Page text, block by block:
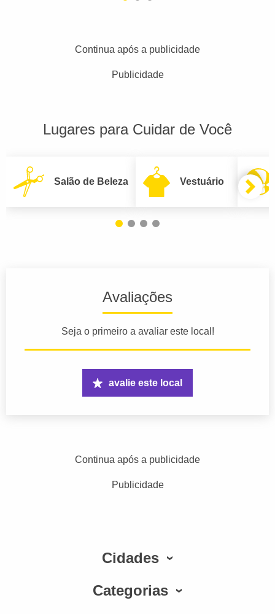
Continua após a publicidade
Publicidade
Lugares para Cuidar de Você
Salão de Beleza Vestuário
Avaliações
Seja o primeiro a avaliar este local!
avalie este local
Continua após a publicidade
Publicidade
Cidades
Categorias